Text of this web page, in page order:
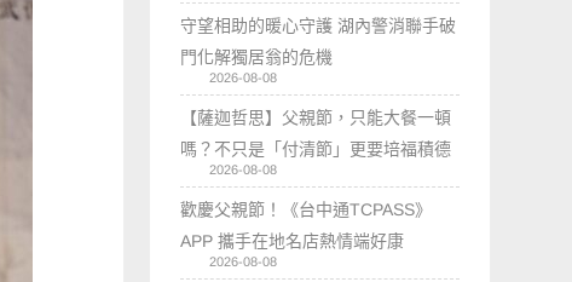
守望相助的暖心守護 湖內警消聯手破
門化解獨居翁的危機
2026-08-08
【薩迦哲思】父親節，只能大餐一頓
嗎？不只是「付清節」更要培福積德
2026-08-08
歡慶父親節！《台中通TCPASS》
APP 攜手在地名店熱情端好康
2026-08-08